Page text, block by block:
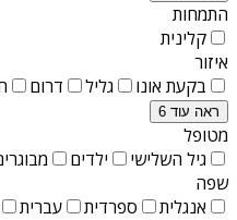
התמחות
קלינית
איזור
בקעת אונו
גליל דרום
ראה עוד 6
מטופל
גיל השלישי
ילדים
שפה
אנגלית
ספרדית עברית